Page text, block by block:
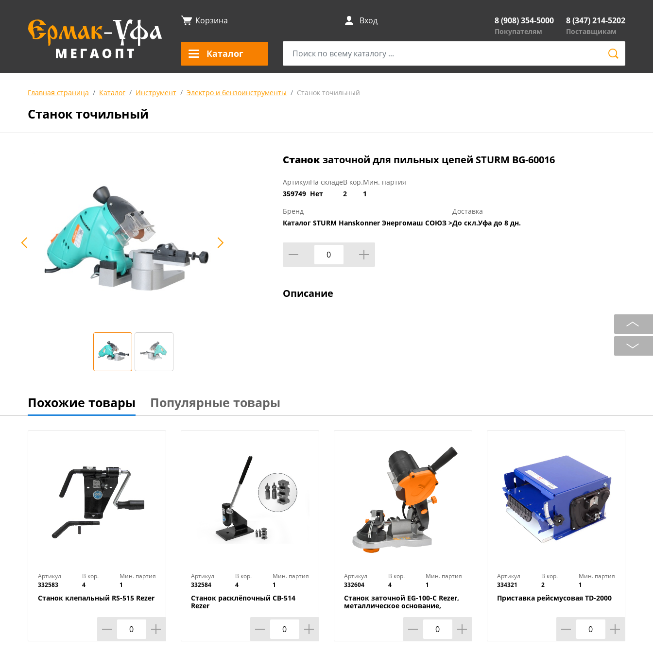
Корзина Вход 8 (908) 354-5000
Покупателям
8 (347) 214-5202
Поставщикам
Каталог
Главная страница Каталог Инструмент Электро и бензоинструменты Станок точильный
Станок точильный
Станокзаточной для пильных цепей STURM BG-60016
Артикул
359749
На складе
Нет
В кор.
2
Мин. партия
1
Бренд
Каталог STURM Hanskonner Энергомаш СОЮЗ >
Доставка
До скл.Уфа до 8 дн.
Описание
Похожие товары Популярные товары
Артикул
332583
В кор.
4
Мин. партия
1
Станок клепальный RS-515 Rezer
Артикул
332584
В кор.
4
Мин. партия
1
Станок расклёпочный CB-514
Rezer
Артикул
332604
В кор.
4
Мин. партия
1
Станок заточной EG-100-C Rezer,
металлическое основание,
Артикул
334321
В кор.
2
Мин. партия
1
Приставка рейсмусовая TD-2000